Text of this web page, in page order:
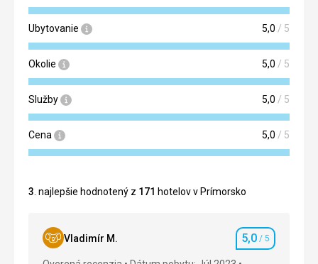
Ubytovanie 5,0 / 5
Okolie 5,0 / 5
Služby 5,0 / 5
Cena 5,0 / 5
3. najlepšie hodnotený z 171 hotelov v Prímorsko
Vladimír M. Hodnotenie
5,0 / 5